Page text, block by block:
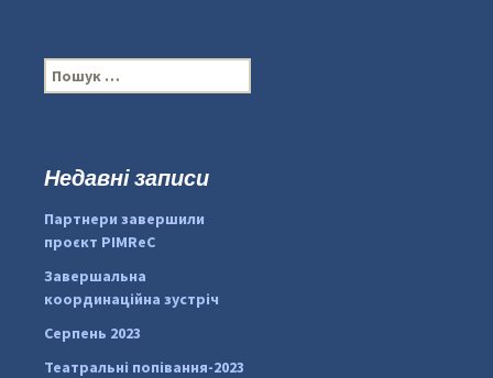
#PipIvanToday
pimrec_project
П
о
:Недавні записи
Партнери завершили
проєкт PIMReC
Завершальна
координаційна зустріч
Серпень 2023
Театральні попівання-2023